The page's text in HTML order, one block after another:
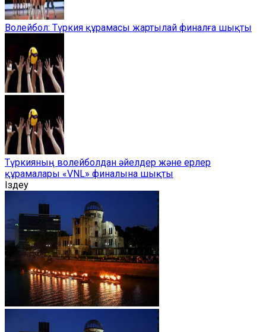
Волейбол: Түркия құрамасы жартылай финалға шықты
Түркияның волейболдан әйелдер және ерлер
құрамалары «VNL» финалына шықты
Іздеу